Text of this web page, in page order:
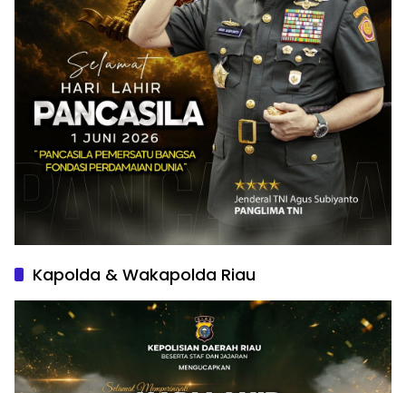
Kapolda & Wakapolda Riau